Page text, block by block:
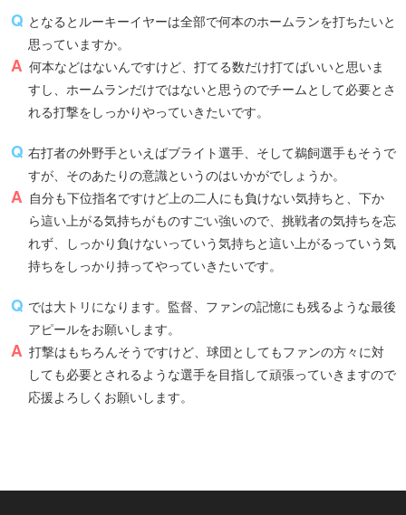
となるとルーキーイヤーは全部で何本のホームランを打ちたいと
思っていますか。
何本などはないんですけど、打てる数だけ打てばいいと思いま
すし、ホームランだけではないと思うのでチームとして必要とさ
れる打撃をしっかりやっていきたいです。
右打者の外野手といえばブライト選手、そして鵜飼選手もそうで
すが、そのあたりの意識というのはいかがでしょうか。
自分も下位指名ですけど上の二人にも負けない気持ちと、下か
ら這い上がる気持ちがものすごい強いので、挑戦者の気持ちを忘
れず、しっかり負けないっていう気持ちと這い上がるっていう気
持ちをしっかり持ってやっていきたいです。
では大トリになります。監督、ファンの記憶にも残るような最後
アピールをお願いします。
打撃はもちろんそうですけど、球団としてもファンの方々に対
しても必要とされるような選手を目指して頑張っていきますので
応援よろしくお願いします。